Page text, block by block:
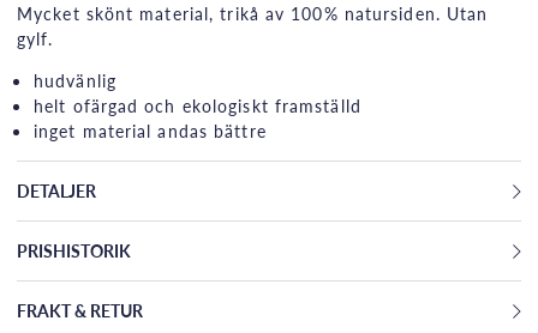
Mycket skönt material, trikå av 100% natursiden. Utan
gylf.
hudvänlig
helt ofärgad och ekologiskt framställd
inget material andas bättre
DETALJER
PRISHISTORIK
FRAKT & RETUR